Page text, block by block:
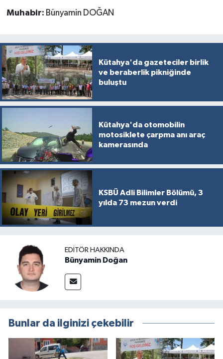
Muhabir: Bünyamin DOĞAN
Kütahya'da gazeteciler birlik
ve beraberlik pikniğinde
buluştu
Kütahya'da otomobilin
motosiklete çarpma anı araç
kamerasında
KSBÜ Adli Bilimler Bölümü, 3
yılda 73 mezun verdi
EDITÖR HAKKINDA
Bünyamin Doğan
Bunlar da ilginizi çekebilir